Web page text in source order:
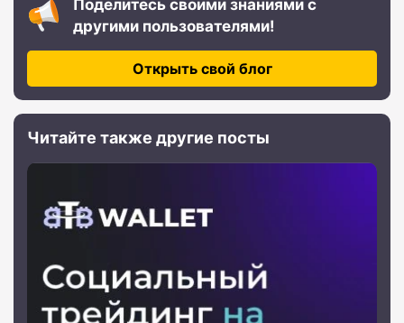
Поделитесь своими знаниями с
другими пользователями!
Открыть свой блог
Читайте также другие посты